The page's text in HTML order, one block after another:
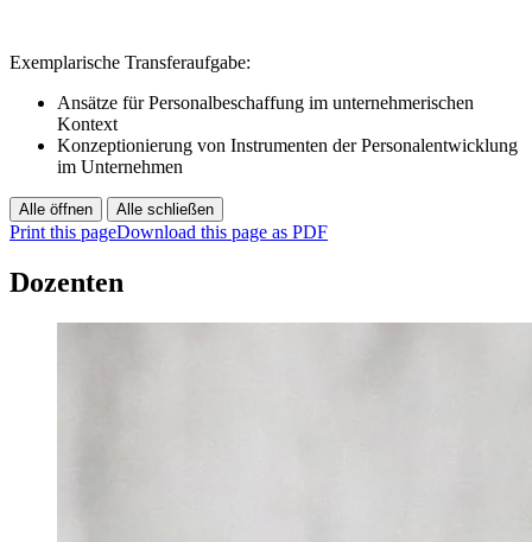
Exemplarische Transferaufgabe:
Ansätze für Personalbeschaffung im unternehmerischen
Kontext
Konzeptionierung von Instrumenten der Personalentwicklung
im Unternehmen
Alle öffnen Alle schließen
Print this pageDownload this page as PDF
Dozenten